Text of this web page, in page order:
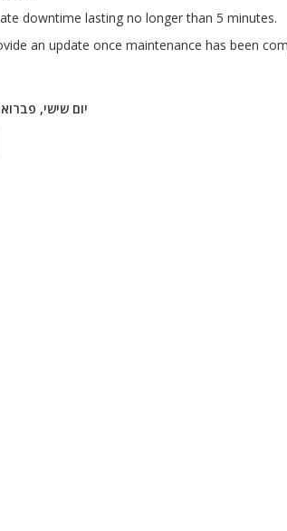
downtime lasting no longer than 5 minutes.
an update once maintenance has been
יום שישי, פברואר 24,